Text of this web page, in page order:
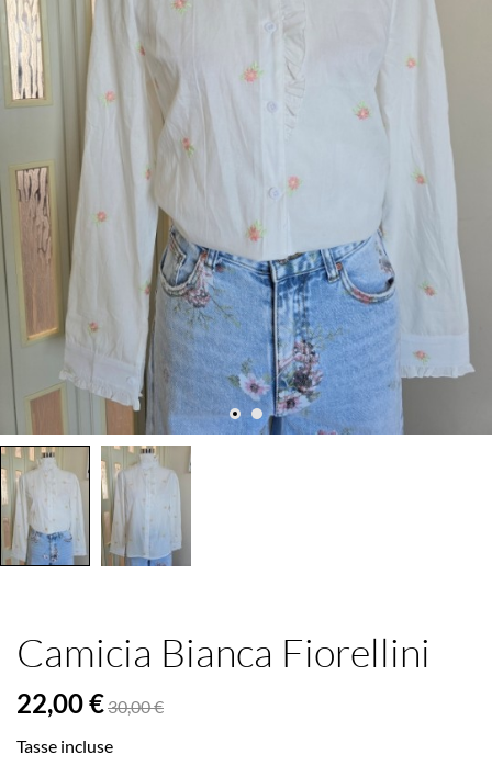
Camicia Bianca Fiorellini
22,00 €30,00 €
Tasse incluse